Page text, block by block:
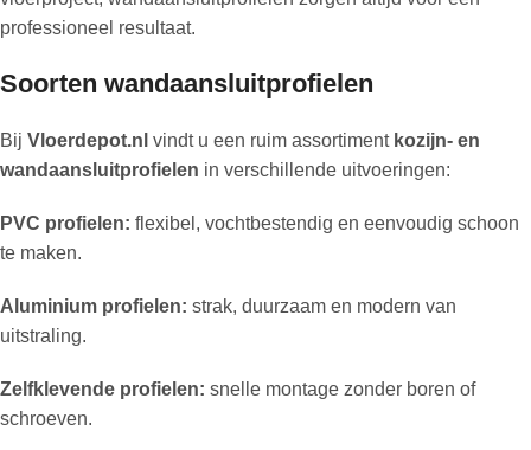
professioneel resultaat.
Soorten wandaansluitprofielen
Bij Vloerdepot.nl vindt u een ruim assortiment kozijn- en
wandaansluitprofielen in verschillende uitvoeringen:
PVC profielen: flexibel, vochtbestendig en eenvoudig schoon
te maken.
Aluminium profielen: strak, duurzaam en modern van
uitstraling.
Zelfklevende profielen: snelle montage zonder boren of
schroeven.